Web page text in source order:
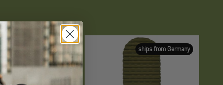
ships from Germany ships from Germany